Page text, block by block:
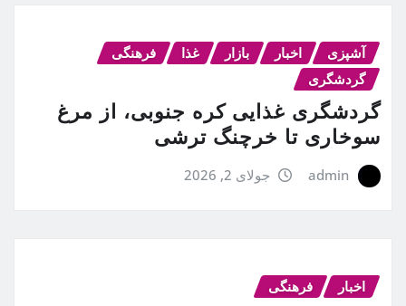
آشپزی اخبار بازار غذا
فرهنگی
گردشگری
گردشگری غذایی کره جنوبی، از مرغ
سوخاری تا خرچنگ ترشی
admin جولای 2, 2026
اخبار فرهنگی